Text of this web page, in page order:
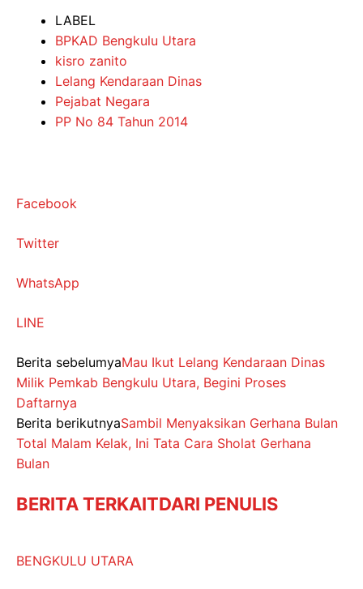
LABEL
BPKAD Bengkulu Utara
kisro zanito
Lelang Kendaraan Dinas
Pejabat Negara
PP No 84 Tahun 2014
Facebook
Twitter
WhatsApp
LINE
Berita sebelumyaMau Ikut Lelang Kendaraan Dinas
Milik Pemkab Bengkulu Utara, Begini Proses
Daftarnya
Berita berikutnyaSambil Menyaksikan Gerhana Bulan
Total Malam Kelak, Ini Tata Cara Sholat Gerhana
Bulan
BERITA TERKAITDARI PENULIS
BENGKULU UTARA